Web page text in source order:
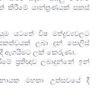
කිරීමේ යාන්ත්‍රණයක් සකස්
යටතේ විෂ මත්ද්‍රව්‍යවලට
ලබා දුන් පොලිස්
ඇගයිමට ලක් කෙරුණා.
ප්‍රතිඥාව ලබාදුන්නේ ඉන්
මහතා උත්සවයේ දී